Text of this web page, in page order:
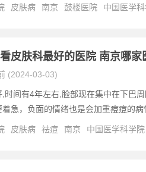
皮肤病 南京 鼓楼医院 中国医学
皮肤科最好的医院 南京哪家
(2024-03-03)
时间有4年左右,脸部现在集中在下巴
急，负面的情绪也是会加重痘痘的病
皮肤病 祛痘 南京 中国医学科学院